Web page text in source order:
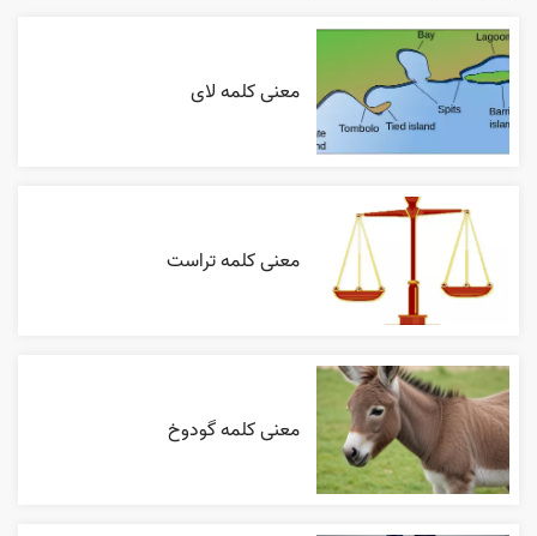
معنی کلمه لای
معنی کلمه تراست
معنی کلمه گودوخ